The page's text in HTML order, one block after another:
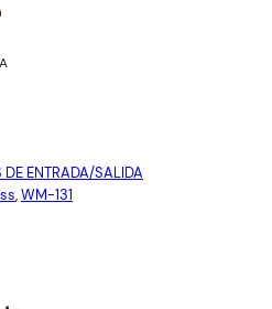
DE ENTRADA/SALIDA
, WM-131